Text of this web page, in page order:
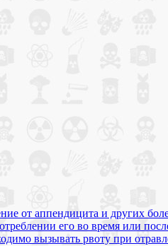
от аппендицита и других
его во время или
вызывать рвоту при